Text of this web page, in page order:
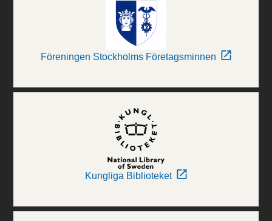
Föreningen Stockholms Företagsminnen
Kungliga Biblioteket